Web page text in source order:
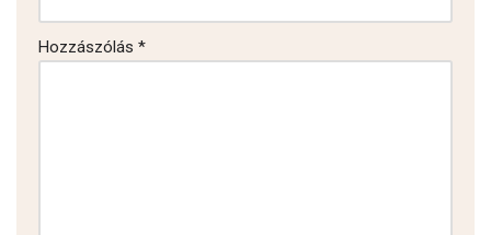
Hozzászólás *